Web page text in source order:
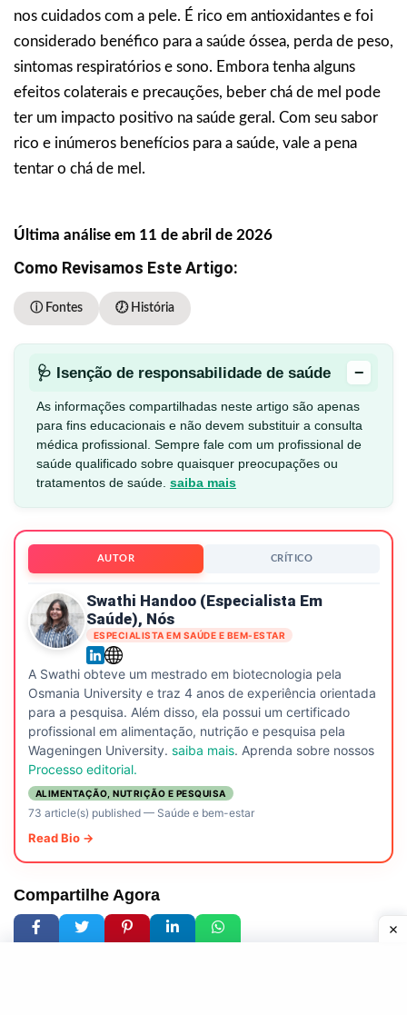
nos cuidados com a pele. É rico em antioxidantes e foi
considerado benéfico para a saúde óssea, perda de peso,
sintomas respiratórios e sono. Embora tenha alguns
efeitos colaterais e precauções, beber chá de mel pode
ter um impacto positivo na saúde geral. Com seu sabor
rico e inúmeros benefícios para a saúde, vale a pena
tentar o chá de mel.
Última análise em 11 de abril de 2026
Como Revisamos Este Artigo:
ⓘ Fontes 🕖 História
🩺 Isenção de responsabilidade de saúde −
As informações compartilhadas neste artigo são apenas
para fins educacionais e não devem substituir a consulta
médica profissional. Sempre fale com um profissional de
saúde qualificado sobre quaisquer preocupações ou
tratamentos de saúde. saiba mais
AUTOR CRÍTICO
Swathi Handoo (especialista Em
Saúde), Nós
ESPECIALISTA EM SAÚDE E BEM-ESTAR
A Swathi obteve um mestrado em biotecnologia pela
Osmania University e traz 4 anos de experiência orientada
para a pesquisa. Além disso, ela possui um certificado
profissional em alimentação, nutrição e pesquisa pela
Wageningen University. saiba mais. Aprenda sobre nossos
Processo editorial.
ALIMENTAÇÃO, NUTRIÇÃO E PESQUISA
73 article(s) published— Saúde e bem-estar
Read Bio →
Compartilhe Agora